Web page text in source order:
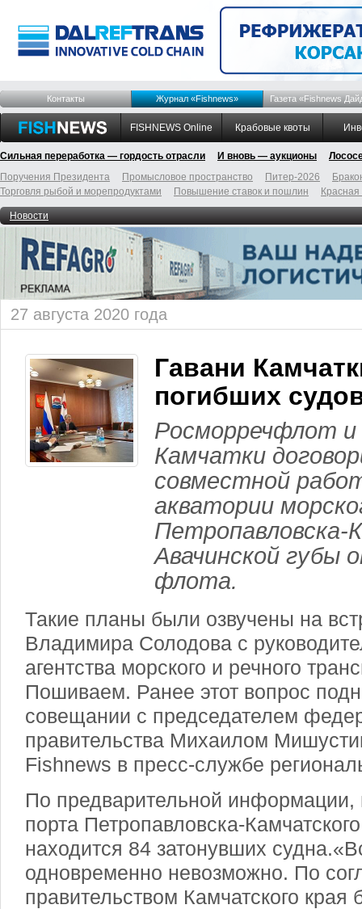
Контакты Журнал «Fishnews» Газета «Fishnews
FISHNEWS Online Крабовые квоты
Сильная переработка — гордость отрасли И вновь — аукционы
Поручения Президента
Промысловое пространство Питер-2026
Торговля рыбой и морепродуктами
Повышение ставок и пошлин
Новости
27 августа 2020 года
Гавани
погибших
Росморречфлот
Камчатки
совместной
акватории
Петропавловска-
Авачинской губы
флота.
Такие планы были озвучены на
Владимира Солодова с
агентства морского и речного
Пошиваем. Ранее этот вопрос
совещании с председателем
правительства Михаилом
Fishnews в пресс-службе
По предварительной информации,
порта Петропавловска-
находится 84 затонувших
одновременно невозможно. По
правительством Камчатского края